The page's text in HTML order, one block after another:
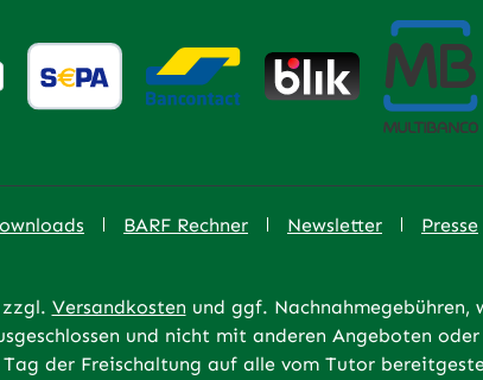
BARF Rechner Newsletter Presse
Versandkosten und ggf. Nachnahmegebühren,
und nicht mit anderen Angeboten
der Freischaltung auf alle vom Tutor